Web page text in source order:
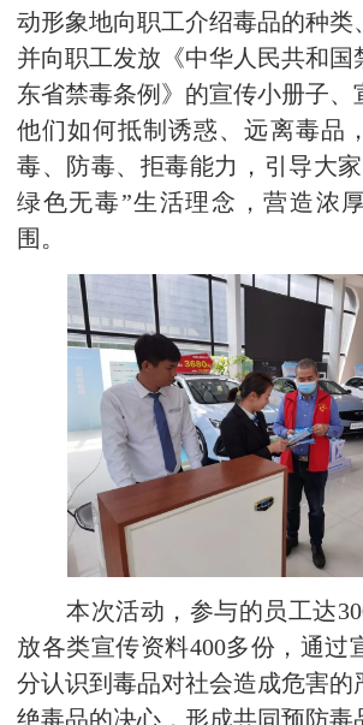
动形象地向职工介绍毒品的种类
并向职工发放 《中华人民共和国
东省禁毒条例》的宣传小册子、
他们如何抵制诱惑、远离毒品
毒、防毒、拒毒能力，引导大
绿色无毒”生活理念，营造浓
围。
本次活动，参与的员工达
放各类宣传资料400多份，通过
分认识到毒品对社会造成危害的
绝毒品的决心，形成共同预防毒